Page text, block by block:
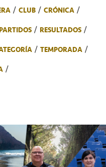
CLUB
CRÓNICA
RESULTADOS
TEMPORADA